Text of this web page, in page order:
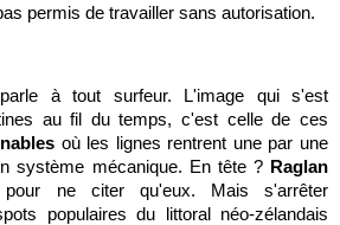
permis de travailler sans autorisation.
parle à tout surfeur. L'image qui s'est
au fil du temps, c'est celle de ces
où les lignes rentrent une par une
système mécanique. En tête ? Raglan
ne citer qu'eux. Mais s'arrêter
populaires du littoral néo-zélandais